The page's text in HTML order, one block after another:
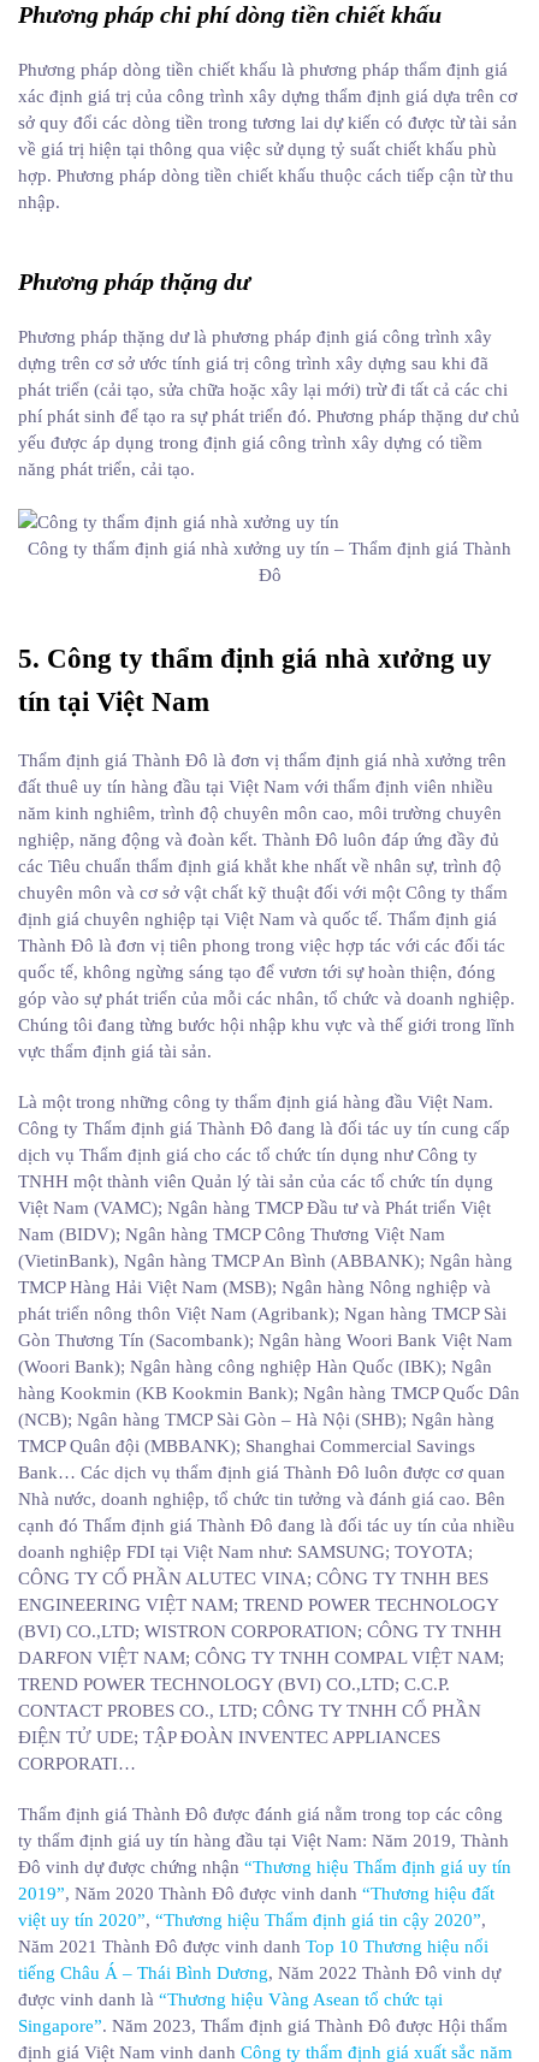
Phương pháp chi phí dòng tiền chiết khấu
Phương pháp dòng tiền chiết khấu là phương pháp thẩm định giá
xác định giá trị của công trình xây dựng thẩm định giá dựa trên cơ
sở quy đổi các dòng tiền trong tương lai dự kiến có được từ tài sản
về giá trị hiện tại thông qua việc sử dụng tỷ suất chiết khấu phù
hợp. Phương pháp dòng tiền chiết khấu thuộc cách tiếp cận từ thu
nhập.
Phương pháp thặng dư
Phương pháp thặng dư là phương pháp định giá công trình xây
dựng trên cơ sở ước tính giá trị công trình xây dựng sau khi đã
phát triển (cải tạo, sửa chữa hoặc xây lại mới) trừ đi tất cả các chi
phí phát sinh để tạo ra sự phát triển đó. Phương pháp thặng dư chủ
yếu được áp dụng trong định giá công trình xây dựng có tiềm
năng phát triển, cải tạo.
Công ty thẩm định giá nhà xưởng uy tín – Thẩm định giá Thành
Đô
5. Công ty thẩm định giá nhà xưởng uy
tín tại Việt Nam
Thẩm định giá Thành Đô là đơn vị thẩm định giá nhà xưởng trên
đất thuê uy tín hàng đầu tại Việt Nam với thẩm định viên nhiều
năm kinh nghiêm, trình độ chuyên môn cao, môi trường chuyên
nghiệp, năng động và đoàn kết. Thành Đô luôn đáp ứng đầy đủ
các Tiêu chuẩn thẩm định giá khắt khe nhất về nhân sự, trình độ
chuyên môn và cơ sở vật chất kỹ thuật đối với một Công ty thẩm
định giá chuyên nghiệp tại Việt Nam và quốc tế. Thẩm định giá
Thành Đô là đơn vị tiên phong trong việc hợp tác với các đối tác
quốc tế, không ngừng sáng tạo để vươn tới sự hoàn thiện, đóng
góp vào sự phát triển của mỗi các nhân, tổ chức và doanh nghiệp.
Chúng tôi đang từng bước hội nhập khu vực và thế giới trong lĩnh
vực thẩm định giá tài sản.
Là một trong những công ty thẩm định giá hàng đầu Việt Nam.
Công ty Thẩm định giá Thành Đô đang là đối tác uy tín cung cấp
dịch vụ Thẩm định giá cho các tổ chức tín dụng như Công ty
TNHH một thành viên Quản lý tài sản của các tổ chức tín dụng
Việt Nam (VAMC); Ngân hàng TMCP Đầu tư và Phát triển Việt
Nam (BIDV); Ngân hàng TMCP Công Thương Việt Nam
(VietinBank), Ngân hàng TMCP An Bình (ABBANK); Ngân hàng
TMCP Hàng Hải Việt Nam (MSB); Ngân hàng Nông nghiệp và
phát triển nông thôn Việt Nam (Agribank); Ngan hàng TMCP Sài
Gòn Thương Tín (Sacombank); Ngân hàng Woori Bank Việt Nam
(Woori Bank); Ngân hàng công nghiệp Hàn Quốc (IBK); Ngân
hàng Kookmin (KB Kookmin Bank); Ngân hàng TMCP Quốc Dân
(NCB); Ngân hàng TMCP Sài Gòn – Hà Nội (SHB); Ngân hàng
TMCP Quân đội (MBBANK); Shanghai Commercial Savings
Bank… Các dịch vụ thẩm định giá Thành Đô luôn được cơ quan
Nhà nước, doanh nghiệp, tổ chức tin tưởng và đánh giá cao. Bên
cạnh đó Thẩm định giá Thành Đô đang là đối tác uy tín của nhiều
doanh nghiệp FDI tại Việt Nam như: SAMSUNG; TOYOTA;
CÔNG TY CỔ PHẦN ALUTEC VINA; CÔNG TY TNHH BES
ENGINEERING VIỆT NAM; TREND POWER TECHNOLOGY
(BVI) CO.,LTD; WISTRON CORPORATION; CÔNG TY TNHH
DARFON VIỆT NAM; CÔNG TY TNHH COMPAL VIỆT NAM;
TREND POWER TECHNOLOGY (BVI) CO.,LTD; C.C.P.
CONTACT PROBES CO., LTD; CÔNG TY TNHH CỔ PHẦN
ĐIỆN TỬ UDE; TẬP ĐOÀN INVENTEC APPLIANCES
CORPORATI…
Thẩm định giá Thành Đô được đánh giá nằm trong top các công
ty thẩm định giá uy tín hàng đầu tại Việt Nam: Năm 2019, Thành
Đô vinh dự được chứng nhận “Thương hiệu Thẩm định giá uy tín
2019”, Năm 2020 Thành Đô được vinh danh “Thương hiệu đất
việt uy tín 2020”, “Thương hiệu Thẩm định giá tin cậy 2020”,
Năm 2021 Thành Đô được vinh danh Top 10 Thương hiệu nổi
tiếng Châu Á – Thái Bình Dương, Năm 2022 Thành Đô vinh dự
được vinh danh là “Thương hiệu Vàng Asean tổ chức tại
Singapore”. Năm 2023, Thẩm định giá Thành Đô được Hội thẩm
định giá Việt Nam vinh danh Công ty thẩm định giá xuất sắc năm